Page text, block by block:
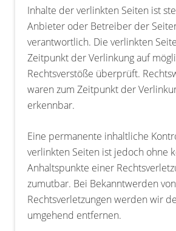
Inhalte der verlinkten Seiten ist
Anbieter oder Betreiber der
verantwortlich. Die verlinkten
Zeitpunkt der Verlinkung auf
Rechtsverstöße überprüft.
waren zum Zeitpunkt der
erkennbar.
Eine permanente inhaltliche
verlinkten Seiten ist jedoch ohne
Anhaltspunkte einer
zumutbar. Bei Bekanntwerden von
Rechtsverletzungen werden wir
umgehend entfernen.